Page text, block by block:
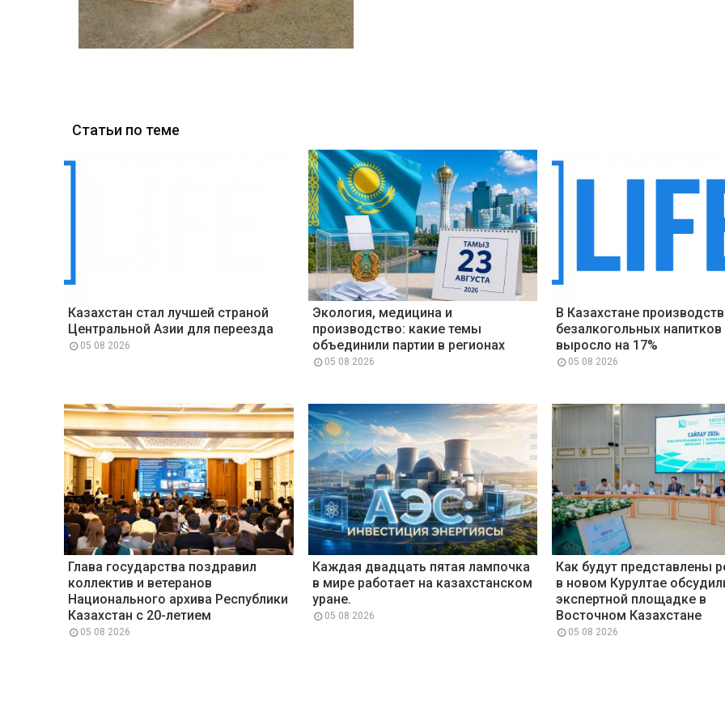
Статьи по теме
Казахстан стал лучшей страной
Центральной Азии для переезда
05 08 2026
Экология, медицина и
производство: какие темы
объединили партии в регионах
05 08 2026
В Казахстане
безалкогольных напитков
выросло на 17%
05 08 2026
Глава государства поздравил
коллектив и ветеранов
Национального архива Республики
Казахстан с 20-летием
05 08 2026
Каждая двадцать пятая лампочка
в мире работает на казахстанском
уране.
05 08 2026
Как будут представлены
в новом Курултае
экспертной площадке в
Восточном Казахстане
05 08 2026